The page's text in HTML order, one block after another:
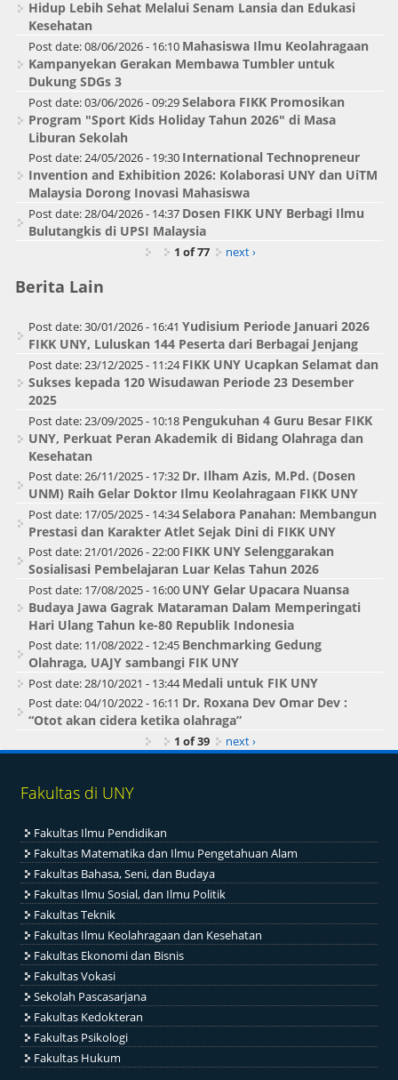
Hidup Lebih Sehat Melalui Senam Lansia dan Edukasi
Kesehatan
Post date:08/06/2026 - 16:10 Mahasiswa Ilmu Keolahragaan
Kampanyekan Gerakan Membawa Tumbler untuk
Dukung SDGs 3
Post date:03/06/2026 - 09:29Selabora FIKK Promosikan
Program "Sport Kids Holiday Tahun 2026" di Masa
Liburan Sekolah
Post date:24/05/2026 - 19:30 International Technopreneur
Invention and Exhibition 2026: Kolaborasi UNY dan UiTM
Malaysia Dorong Inovasi Mahasiswa
Post date:28/04/2026 - 14:37 Dosen FIKK UNY Berbagi Ilmu
Bulutangkis di UPSI Malaysia
1 of 77 next ›
Berita Lain
Post date:30/01/2026 - 16:41 Yudisium Periode Januari 2026
FIKK UNY, Luluskan 144 Peserta dari Berbagai Jenjang
Post date:23/12/2025 - 11:24 FIKK UNY Ucapkan Selamat dan
Sukses kepada 120 Wisudawan Periode 23 Desember
2025
Post date:23/09/2025 - 10:18 Pengukuhan 4 Guru Besar FIKK
UNY, Perkuat Peran Akademik di Bidang Olahraga dan
Kesehatan
Post date:26/11/2025 - 17:32 Dr. Ilham Azis, M.Pd. (Dosen
UNM) Raih Gelar Doktor Ilmu Keolahragaan FIKK UNY
Post date: 17/05/2025 - 14:34Selabora Panahan: Membangun
Prestasi dan Karakter Atlet Sejak Dini di FIKK UNY
Post date:21/01/2026 - 22:00 FIKK UNY Selenggarakan
Sosialisasi Pembelajaran Luar Kelas Tahun 2026
Post date: 17/08/2025 - 16:00 UNY Gelar Upacara Nuansa
Budaya Jawa Gagrak Mataraman Dalam Memperingati
Hari Ulang Tahun ke-80 Republik Indonesia
Post date: 11/08/2022 - 12:45 Benchmarking Gedung
Olahraga, UAJY sambangi FIK UNY
Post date:28/10/2021 - 13:44 Medali untuk FIK UNY
Post date:04/10/2022 - 16:11 Dr. Roxana Dev Omar Dev :
“Otot akan cidera ketika olahraga”
1 of 39 next ›
Fakultas di UNY
Fakultas Ilmu Pendidikan
Fakultas Matematika dan Ilmu Pengetahuan Alam
Fakultas Bahasa, Seni, dan Budaya
Fakultas Ilmu Sosial, dan Ilmu Politik
Fakultas Teknik
Fakultas Ilmu Keolahragaan dan Kesehatan
Fakultas Ekonomi dan Bisnis
Fakultas Vokasi
Sekolah Pascasarjana
Fakultas Kedokteran
Fakultas Psikologi
Fakultas Hukum